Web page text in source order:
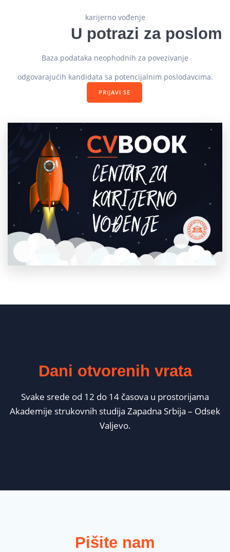
karijerno vođenje
U potrazi za poslom
Baza podataka neophodnih za povezivanje
odgovarajućih kandidata sa potencijalnim poslodavcima.
PRIJAVI SE
Dani otvorenih vrata
Svake srede od 12 do 14 časova u prostorijama
Akademije strukovnih studija Zapadna Srbija – Odsek
Valjevo.
Pišite nam